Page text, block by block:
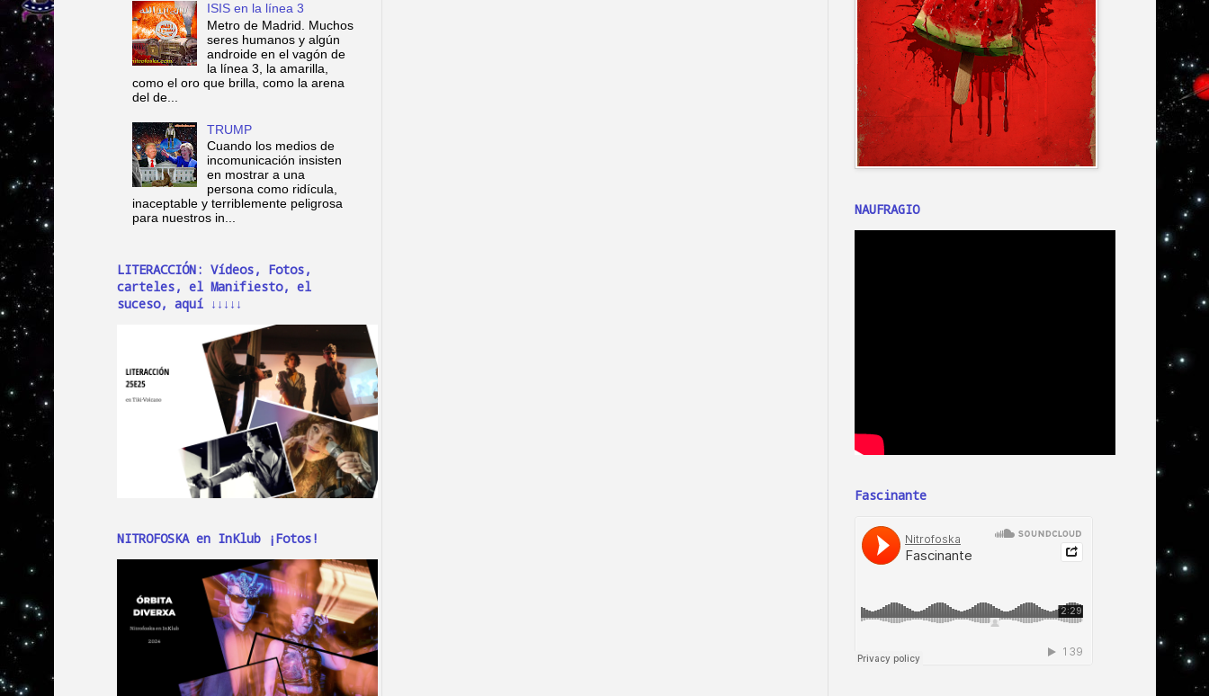
ISIS en la línea 3
Metro de Madrid. Muchos
seres humanos y algún
androide en el vagón de
la línea 3, la amarilla,
como el oro que brilla, como la arena
del de...
TRUMP
Cuando los medios de
incomunicación insisten
en mostrar a una
persona como ridícula,
inaceptable y terriblemente peligrosa
para nuestros in...
LITERACCIÓN: Vídeos, Fotos,
carteles, el Manifiesto, el
suceso, aquí ↓↓↓↓↓
NITROFOSKA en InKlub ¡Fotos!
NAUFRAGIO
Fascinante